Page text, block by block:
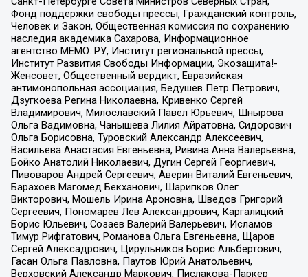
Фонд поддержки свободы прессы, Гражданский контроль,
Человек и Закон, Общественная комиссия по сохранению
наследия академика Сахарова, Информационное
агентство МЕМО. РУ, Институт региональной прессы,
Институт Развития Свободы Информации, Экозащита!-
Женсовет, Общественный вердикт, Евразийская
антимонопольная ассоциация, Бедушев Петр Петрович,
Дзугкоева Регина Николаевна, Кривенко Сергей
Владимирович, Милославский Павел Юрьевич, Шнырова
Ольга Вадимовна, Чанышева Лилия Айратовна, Сидорович
Ольга Борисовна, Туровский Александр Алексеевич,
Васильева Анастасия Евгеньевна, Ривина Анна Валерьевна,
Бойко Анатолий Николаевич, Дугин Сергей Георгиевич,
Пивоваров Андрей Сергеевич, Аверин Виталий Евгеньевич,
Барахоев Магомед Бекханович, Шарипков Олег
Викторович, Мошель Ирина Ароновна, Шведов Григорий
Сергеевич, Пономарев Лев Александрович, Каргалицкий
Борис Юльевич, Созаев Валерий Валерьевич, Исламов
Тимур Рифгатович, Романова Ольга Евгеньевна, Щаров
Сергей Алексадрович, Цирульников Борис Альбертович,
Гасан Ольга Павловна, Паутов Юрий Анатольевич,
Верховский Александр Маркович, Пислакова-Паркер